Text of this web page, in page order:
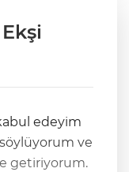
edeyim
ve
getiriyorum.